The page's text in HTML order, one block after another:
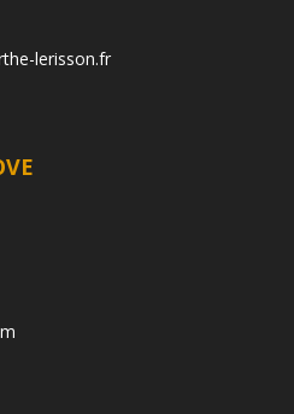
lerisson.fr